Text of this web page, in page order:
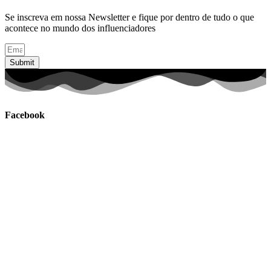
Se inscreva em nossa Newsletter e fique por dentro de tudo o que
acontece no mundo dos influenciadores
Submit
Facebook